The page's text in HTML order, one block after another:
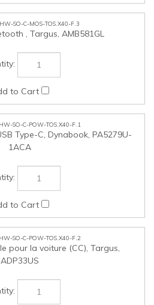
HW-SO-C-POW-TOS.X40-F.1
Type-C, Dynabook, PA5279U-
1ACA
SO-C-POW-TOS.X40-F.2
pour la voiture (CC), Targus,
ADP33US
Dynabook, OA1176-CWTB